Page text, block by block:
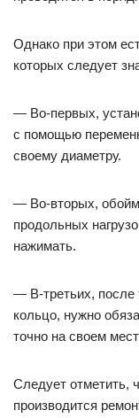
Однако при этом
которых следует
— Во-первых,
с помощью
своему диаметру.
— Во-вторых,
продольных
нажимать.
— В-третьих, после
кольцо, нужно
точно на своем
Следует отметить,
производится